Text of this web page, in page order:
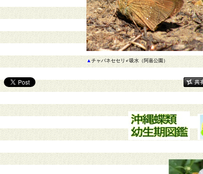
▲チャバネセセリ♂吸水（阿嘉公園）